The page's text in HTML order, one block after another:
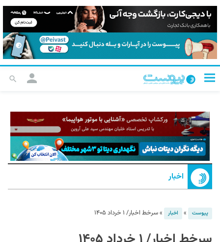
اخبار
پیوست » اخبار »سرخط اخبار/ ۱ خرداد ۱۴۰۵